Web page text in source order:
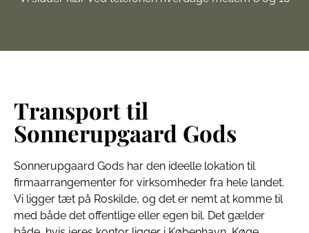
Transport til
Sonnerupgaard Gods
Sonnerupgaard Gods har den ideelle lokation til
firmaarrangementer for virksomheder fra hele landet.
Vi ligger tæt på Roskilde, og det er nemt at komme til
med både det offentlige eller egen bil. Det gælder